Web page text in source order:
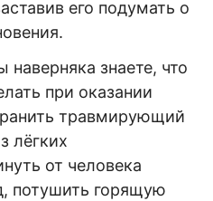
его подумать о
наверняка знаете, что
при оказании
травмирующий
лёгких
от человека
потушить горящую